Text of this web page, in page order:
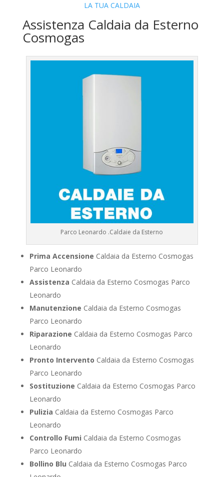
LA TUA CALDAIA
Assistenza Caldaia da Esterno
Cosmogas
Parco Leonardo .Caldaie da Esterno
Prima Accensione Caldaia da Esterno Cosmogas
Parco Leonardo
Assistenza Caldaia da Esterno Cosmogas Parco
Leonardo
Manutenzione Caldaia da Esterno Cosmogas
Parco Leonardo
Riparazione Caldaia da Esterno Cosmogas Parco
Leonardo
Pronto Intervento Caldaia da Esterno Cosmogas
Parco Leonardo
Sostituzione Caldaia da Esterno Cosmogas Parco
Leonardo
Pulizia Caldaia da Esterno Cosmogas Parco
Leonardo
Controllo Fumi Caldaia da Esterno Cosmogas
Parco Leonardo
Bollino Blu Caldaia da Esterno Cosmogas Parco